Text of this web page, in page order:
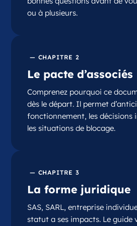
ou à plusieurs.
— CHAPITRE 2
Le pacte d’associés
Comprenez pourquoi ce
dès le départ. Il permet
fonctionnement, les décisions
les situations de blocage.
— CHAPITRE 3
La forme juridique
SAS, SARL, entreprise
statut a ses impacts. Le guide